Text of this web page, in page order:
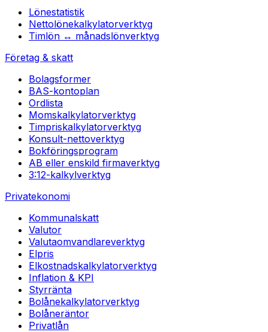
Lönestatistik
Nettolönekalkylatorverktyg
Timlön ↔ månadslönverktyg
Företag & skatt
Bolagsformer
BAS-kontoplan
Ordlista
Momskalkylatorverktyg
Timpriskalkylatorverktyg
Konsult-nettoverktyg
Bokföringsprogram
AB eller enskild firmaverktyg
3:12-kalkylverktyg
Privatekonomi
Kommunalskatt
Valutor
Valutaomvandlareverktyg
Elpris
Elkostnadskalkylatorverktyg
Inflation & KPI
Styrränta
Bolånekalkylatorverktyg
Bolåneräntor
Privatlån